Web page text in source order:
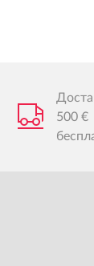
500 €